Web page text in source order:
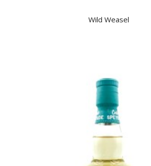
Wild Weasel